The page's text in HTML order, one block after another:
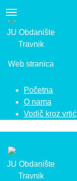
content
JU Obdanište
Travnik
Web stranica
Početna
O nama
Vodič kroz vrtić
JU Obdanište
Travnik